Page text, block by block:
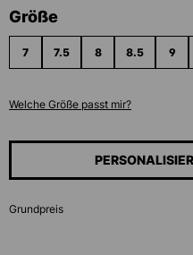
Größeauswählen
7 7.5 8 8.5 9
Welche Größe passt mir?
Grundpreis